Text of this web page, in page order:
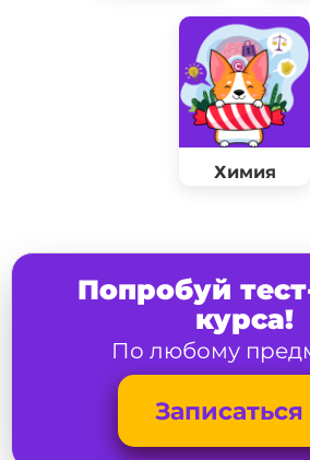
Химия
Попробуй
курса!
По любому
Записаться